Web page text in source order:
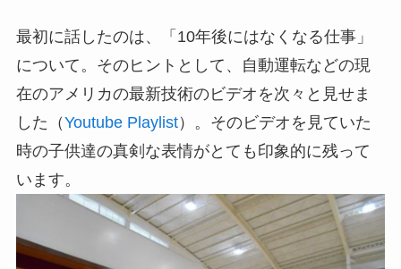
最初に話したのは、「10年後にはなくなる仕事」
について。そのヒントとして、自動運転などの現
在のアメリカの最新技術のビデオを次々と見せま
した（Youtube Playlist）。そのビデオを見ていた
時の子供達の真剣な表情がとても印象的に残って
います。